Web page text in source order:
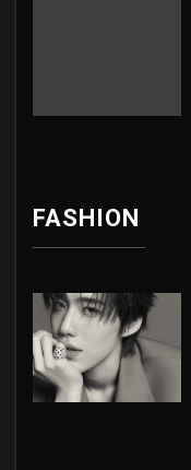
FASHION